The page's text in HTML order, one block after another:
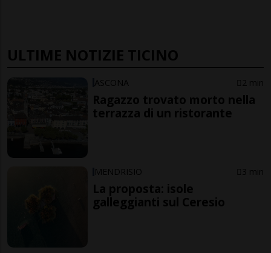
ULTIME NOTIZIE TICINO
ASCONA 2 min
Ragazzo trovato morto nella
terrazza di un ristorante
MENDRISIO 3 min
La proposta: isole
galleggianti sul Ceresio